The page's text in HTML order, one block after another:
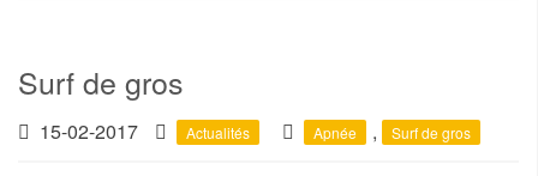
Surf de gros
15-02-2017 Actualités Apnée , Surf de gros